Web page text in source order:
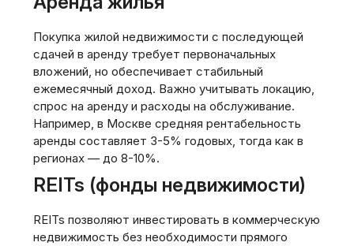
Покупка жилой недвижимости с последующей
сдачей в аренду требует первоначальных
вложений, но обеспечивает стабильный
ежемесячный доход. Важно учитывать локацию,
спрос на аренду и расходы на обслуживание.
Например, в Москве средняя рентабельность
аренды составляет 3-5% годовых, тогда как в
регионах — до 8-10%.
REITs (фонды недвижимости)
REITs позволяют инвестировать в коммерческую
недвижимость без необходимости прямого